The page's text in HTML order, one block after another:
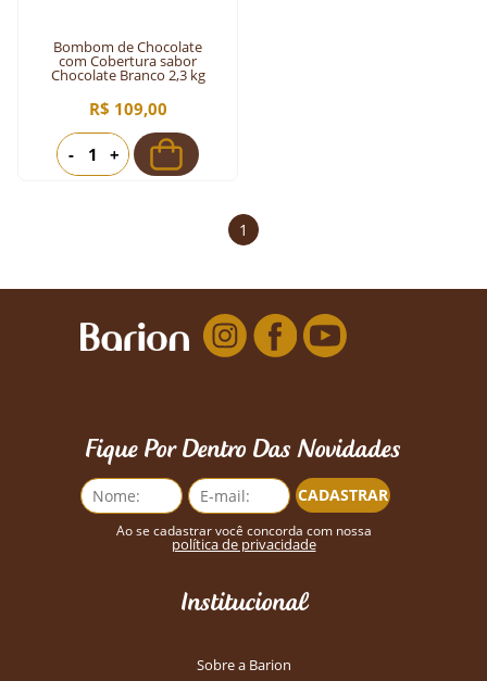
Bombom de Chocolate
com Cobertura sabor
Chocolate Branco 2,3 kg
R$ 109,00
- +
1
Fique Por Dentro Das Novidades
CADASTRAR
Ao se cadastrar você concorda com nossa
política de privacidade
Institucional
Sobre a Barion